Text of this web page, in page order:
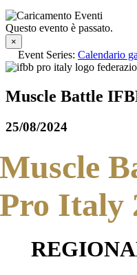
Questo evento è passato.
×
Event Series: Calendario
Muscle Battle
25/08/2024
Muscle
Pro Italy